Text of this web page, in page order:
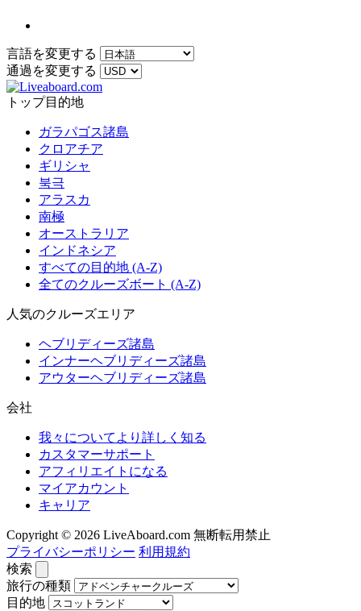
言語を変更する
通過を変更する
トップ目的地
ガラパゴス諸島
クロアチア
ギリシャ
북극
アラスカ
南極
オーストラリア
インドネシア
すべての目的地 (A-Z)
全てのクルーズボート (A-Z)
人気のクルーズエリア
ヘブリディーズ諸島
インナーヘブリディーズ諸島
アウターヘブリディーズ諸島
会社
我々についてより詳しく知る
カスタマーサポート
アフィリエイトになる
マイアカウント
キャリア
Copyright © 2026 LiveAboard.com 無断転用禁止
プライバシーポリシー 利用規約
検索
旅行の種類
目的地